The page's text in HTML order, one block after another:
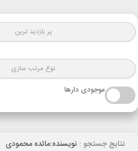
پر بازدید ترین
نوع مرتب سازی
موجودی دارها
نتایج جستجو : نویسنده:مائده محمودی